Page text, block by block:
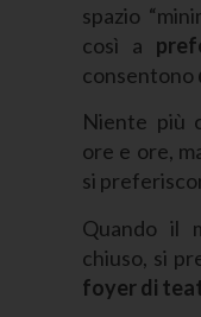
spazio
così a
consentono
Niente più
ore e ore,
si
Quando il
chiuso, si
foyer di